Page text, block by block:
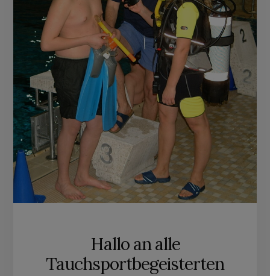
Hallo an alle
Tauchsportbegeisterten